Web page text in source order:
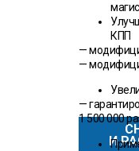
И
КПП
—
—
—
1 500 000